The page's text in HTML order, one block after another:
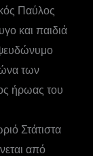
Παύλος
και παιδιά
των
ήρωας του
Στάτιστα
από